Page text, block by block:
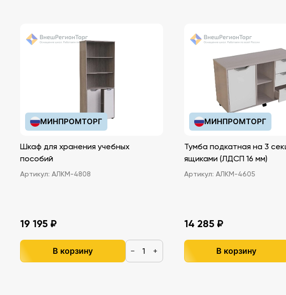
МИНПРОМТОРГ
Шкаф для хранения учебных
пособий
Артикул: АЛКМ-4808
19 195 ₽
В корзину − +
МИНПРОМТОРГ
Тумба подкатная на 3
ящиками (ЛДСП 16 мм)
Артикул: АЛКМ-4605
14 285 ₽
В корзину